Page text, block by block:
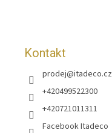
Kontakt
prodej@itadeco.cz
+420499522300
+420721011311
Facebook Itadeco